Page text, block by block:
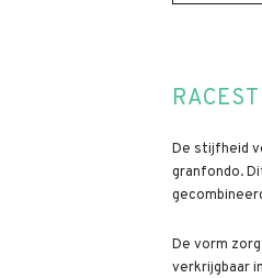
De stijfheid
granfondo.
De vorm
verkrijgbaar